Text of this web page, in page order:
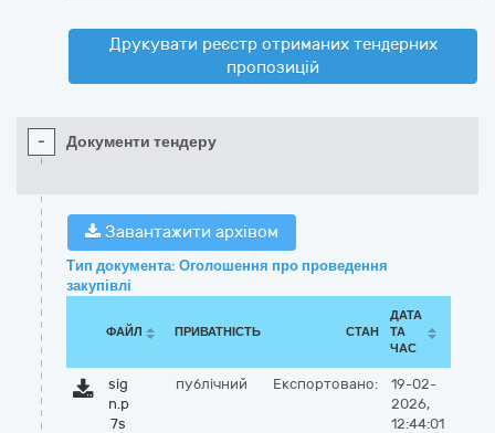
Друкувати реєстр отриманих тендерних
пропозицій
- Документи тендеру
Завантажити архівом
Тип документа: Оголошення про проведення
закупівлі
ФАЙЛ ПРИВАТНІСТЬ СТАН
ДАТА
ТА
ЧАС
sig
n.p
7s
публічний Експортовано:
19-02-
2026,
12:44:01